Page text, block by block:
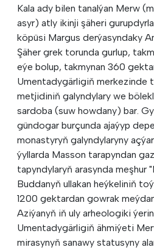
Kala ady bilen tanalýan Merw
asyr) atly ikinji şäheri
köpüsi Margus derýasyndaky
Şäher grek torunda gurlup,
eýe bolup, takmynan 360
Umentadygärligiň merkezinde
metjidiniň galyndylary we
sardoba (suw howdany) bar.
gündogar burçunda ajaýyp
monastyryň galyndylaryny
ýyllarda Masson tarapyndan
tapyndylaryň arasynda meşhur
Buddanyň ullakan heýkeliniň
1200 gektardan gowrak
Aziýanyň iň uly arheologiki
Umentadygärligiň ähmiýeti
mirasynyň sanawy statusyny